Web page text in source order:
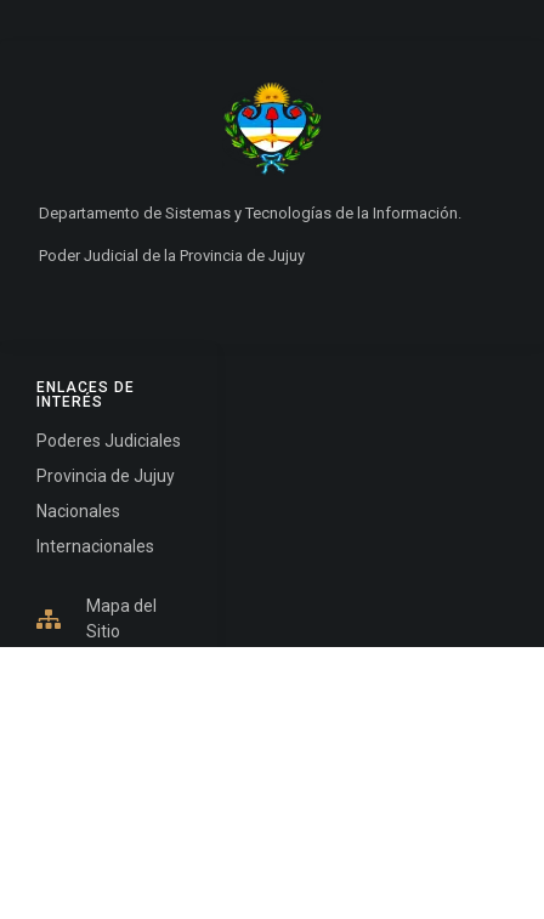
ENLACES DE
INTERÉS
Poderes Judiciales
Provincia de Jujuy
Nacionales
Internacionales
Mapa del
Sitio
Departamento de Sistemas y Tecnologías de la Información.
Poder Judicial de la Provincia de Jujuy